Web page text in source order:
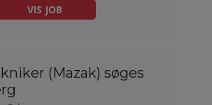
VIS JOB
(Mazak) søges